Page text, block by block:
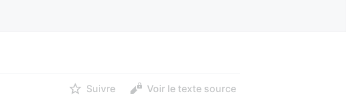
Suivre Voir le texte source